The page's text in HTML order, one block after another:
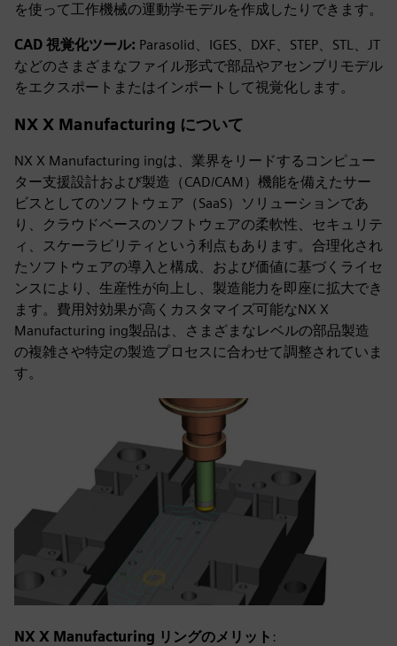
を使って工作機械の運動学モデルを作成したりできます。
CAD 視覚化ツール: Parasolid、IGES、DXF、STEP、STL、JT
などのさまざまなファイル形式で部品やアセンブリモデル
をエクスポートまたはインポートして視覚化します。
NX X Manufacturing について
NX X Manufacturing ingは、業界をリードするコンピュー
ター支援設計および製造（CAD/CAM）機能を備えたサー
ビスとしてのソフトウェア（SaaS）ソリューションであ
り、クラウドベースのソフトウェアの柔軟性、セキュリテ
ィ、スケーラビリティという利点もあります。合理化され
たソフトウェアの導入と構成、および価値に基づくライセ
ンスにより、生産性が向上し、製造能力を即座に拡大でき
ます。費用対効果が高くカスタマイズ可能なNX X
Manufacturing ing製品は、さまざまなレベルの部品製造
の複雑さや特定の製造プロセスに合わせて調整されていま
す。
NX X Manufacturing リングのメリット :